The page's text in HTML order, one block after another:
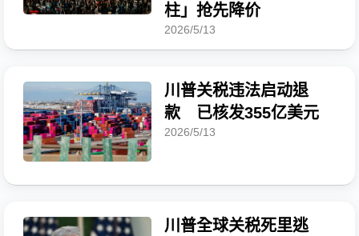
柱」抢先降价
2026/5/13
川普关税违法启动退
款 已核发355亿美元
2026/5/13
川普全球关税死里逃